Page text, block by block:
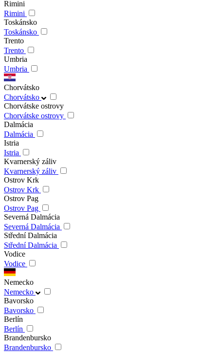
Rimini
Rimini
Toskánsko
Toskánsko
Trento
Trento
Umbria
Umbria
Chorvátsko
Chorvátsko
Chorvátske ostrovy
Chorvátske ostrovy
Dalmácia
Dalmácia
Istria
Istria
Kvarnerský záliv
Kvarnerský záliv
Ostrov Krk
Ostrov Krk
Ostrov Pag
Ostrov Pag
Severná Dalmácia
Severná Dalmácia
Střední Dalmácia
Střední Dalmácia
Vodice
Vodice
Nemecko
Nemecko
Bavorsko
Bavorsko
Berlín
Berlín
Brandenbursko
Brandenbursko